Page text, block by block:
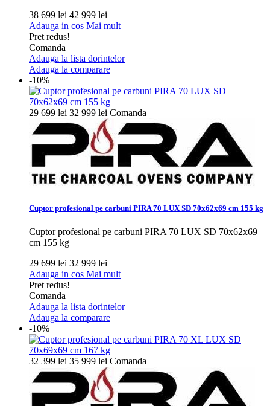
38 699 lei 42 999 lei
Adauga in cos Mai mult
Pret redus!
Comanda
Adauga la lista dorintelor
Adauga la comparare
-10%
29 699 lei 32 999 lei Comanda
Cuptor profesional pe carbuni PIRA 70 LUX SD 70x62x69 cm 155 kg
Cuptor profesional pe carbuni PIRA 70 LUX SD 70x62x69
cm 155 kg
29 699 lei 32 999 lei
Adauga in cos Mai mult
Pret redus!
Comanda
Adauga la lista dorintelor
Adauga la comparare
-10%
32 399 lei 35 999 lei Comanda